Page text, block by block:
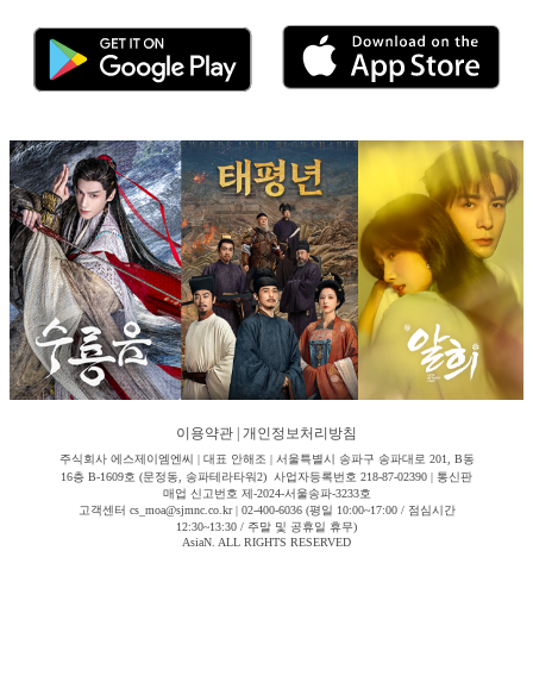
이용약관 개인정보처리방침
주식회사 에스제이엠엔씨 | 대표 안해조 | 서울특별시 송파구 송파대로 201, B동
16층 B-1609호 (문정동, 송파테라타워2) 사업자등록번호 218-87-02390 | 통신판
매업 신고번호 제-2024-서울송파-3233호
고객센터 cs_moa@sjmnc.co.kr | 02-400-6036 (평일 10:00~17:00 / 점심시간
12:30~13:30 / 주말 및 공휴일 휴무)
AsiaN. ALL RIGHTS RESERVED